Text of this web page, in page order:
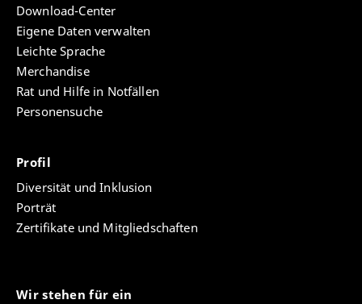
Download-Center
Eigene Daten verwalten
Leichte Sprache
Merchandise
Rat und Hilfe in Notfällen
Personensuche
Profil
Diversität und Inklusion
Porträt
Zertifikate und Mitgliedschaften
Wir stehen für ein